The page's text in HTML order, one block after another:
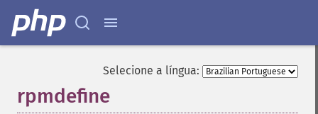
Selecione a língua:
rpmdefine